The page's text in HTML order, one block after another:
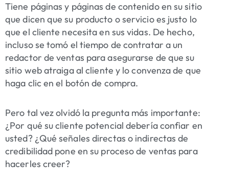
Tiene páginas y páginas de contenido en su sitio
que dicen que su producto o servicio es justo lo
que el cliente necesita en sus vidas. De hecho,
incluso se tomó el tiempo de contratar a un
redactor de ventas para asegurarse de que su
sitio web atraiga al cliente y lo convenza de que
haga clic en el botón de compra.
Pero tal vez olvidó la pregunta más importante:
¿Por qué su cliente potencial debería confiar en
usted? ¿Qué señales directas o indirectas de
credibilidad pone en su proceso de ventas para
hacerles creer?